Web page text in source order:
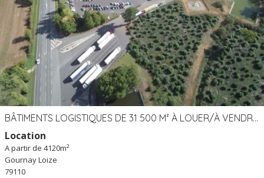
BÂTIMENTS LOGISTIQUES DE 31 500 M² À LOUER/À VENDRE SUR UN SITE DE 17 HA (79)
Location
A partir de 4120m²
Gournay Loize
79110